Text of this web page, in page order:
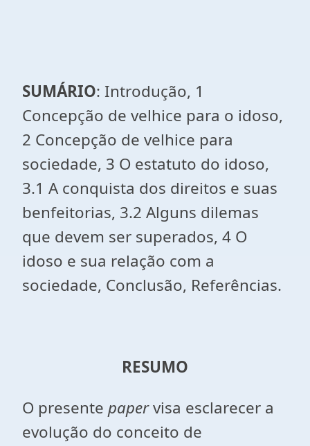
SUMÁRIO: Introdução, 1
Concepção de velhice para o idoso,
2 Concepção de velhice para
sociedade, 3 O estatuto do idoso,
3.1 A conquista dos direitos e suas
benfeitorias, 3.2 Alguns dilemas
que devem ser superados, 4 O
idoso e sua relação com a
sociedade, Conclusão, Referências.
RESUMO
O presente papervisa esclarecer a
evolução do conceito de